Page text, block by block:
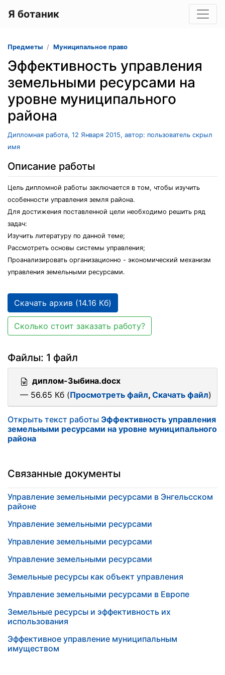
Я ботаник
Предметы Муниципальное право
Эффективность управления
земельными ресурсами на
уровне муниципального
района
Дипломная работа, 12 Января 2015, автор: пользователь скрыл
имя
Описание работы
Цель дипломной работы заключается в том, чтобы изучить
особенности управления земля района.
Для достижения поставленной цели необходимо решить ряд
задач:
Изучить литературу по данной теме;
Рассмотреть основы системы управления;
Проанализировать организационно - экономический механизм
управления земельными ресурсами.
Скачать архив (14.16 Кб)
Сколько стоит заказать работу?
Файлы: 1 файл
диплом-Зыбина.docx
— 56.65 Кб (Просмотреть файл, Скачать файл)
Открыть текст работы Эффективность управления
земельными ресурсами на уровне муниципального
района
Связанные документы
Управление земельными ресурсами в Энгельсском
районе
Управление земельными ресурсами
Управление земельными ресурсами
Управление земельными ресурсами
Земельные ресурсы как объект управления
Управление земельными ресурсами в Европе
Земельные ресурсы и эффективность их
использования
Эффективное управление муниципальным
имуществом